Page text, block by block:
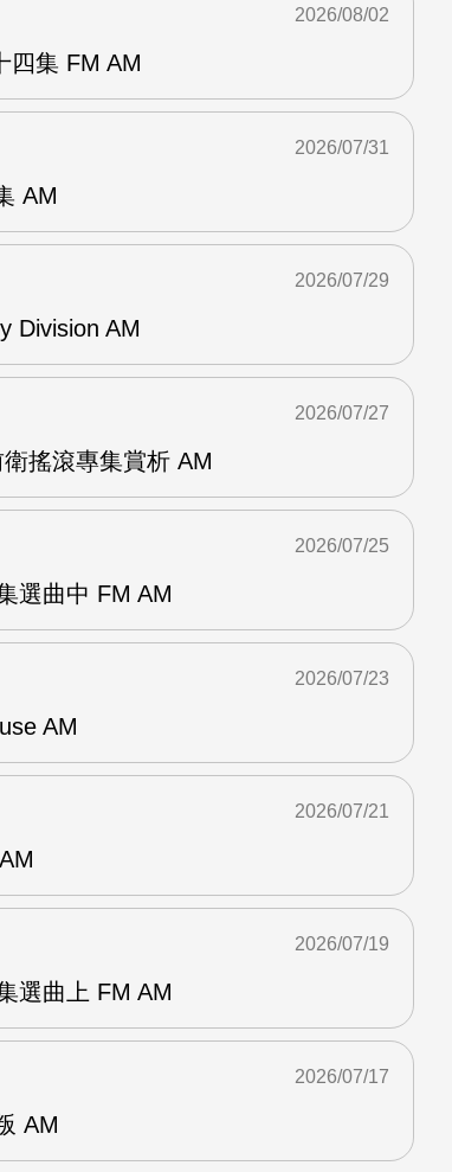
四集 FM AM
2026/08/02
AM
2026/07/31
Division AM
2026/07/29
搖滾專集賞析 AM
2026/07/27
選曲中 FM AM
2026/07/25
AM
2026/07/23
2026/07/21
選曲上 FM AM
2026/07/19
AM
2026/07/17